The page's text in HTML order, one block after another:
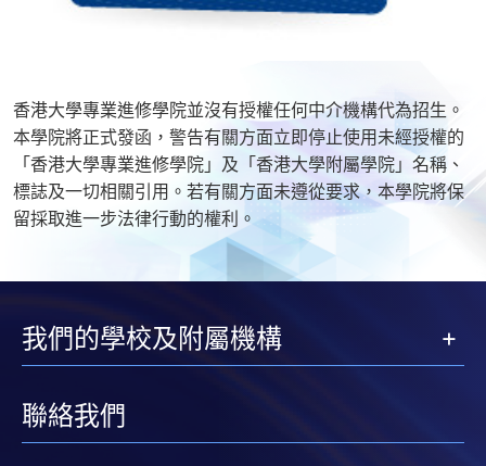
香港大學專業進修學院並沒有授權任何中介機構代為招生。
本學院將正式發函，警告有關方面立即停止使用未經授權的
「香港大學專業進修學院」及「香港大學附屬學院」名稱、
標誌及一切相關引用。若有關方面未遵從要求，本學院將保
留採取進一步法律行動的權利。
我們的學校及附屬機構
聯絡我們